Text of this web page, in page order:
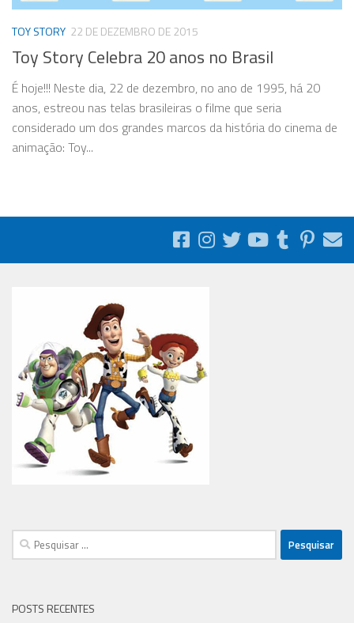
TOY STORY 22 DE DEZEMBRO DE 2015
Toy Story Celebra 20 anos no Brasil
É hoje!!! Neste dia, 22 de dezembro, no ano de 1995, há 20
anos, estreou nas telas brasileiras o filme que seria
considerado um dos grandes marcos da história do cinema de
animação: Toy...
Pesquisar
por:
POSTS RECENTES